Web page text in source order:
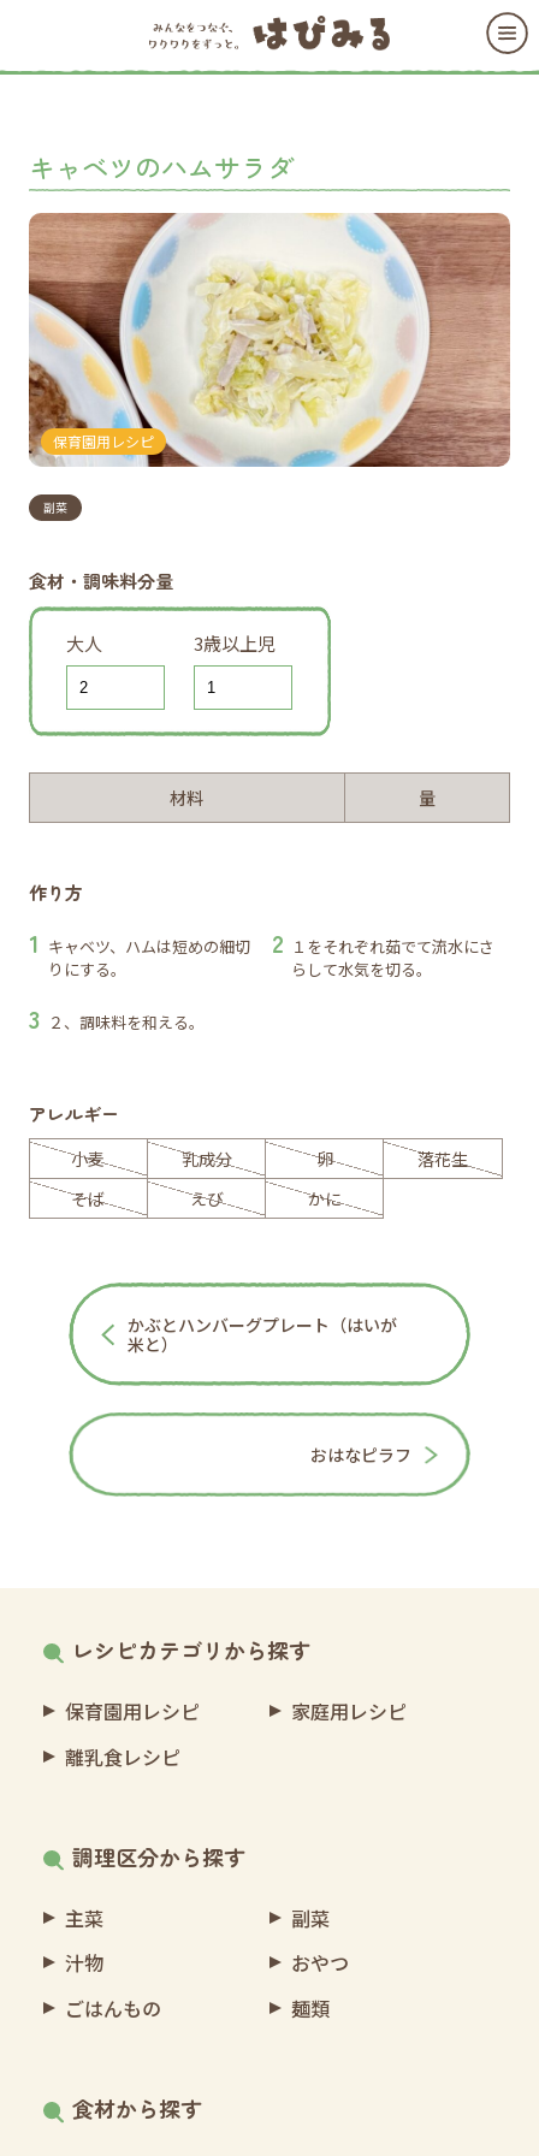
キャベツのハムサラダ
保育園用レシピ
副菜
食材・調味料分量
大人 3歳以上児
材料 量
作り方
キャベツ、ハムは短めの細切
りにする。
１をそれぞれ茹でて流水にさ
らして水気を切る。
２、調味料を和える。
アレルギー
小麦 乳成分 卵
落花生
そば
えび かに
かぶとハンバーグプレート（はいが
米と）
おはなピラフ
レシピカテゴリから探す
保育園用レシピ
家庭用レシピ
離乳食レシピ
調理区分から探す
主菜
副菜
汁物
おやつ
ごはんもの
麺類
食材から探す